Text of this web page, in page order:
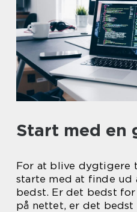
Start med en
For at blive dygtigere
starte med at finde
bedst. Er det bedst
på nettet, er det